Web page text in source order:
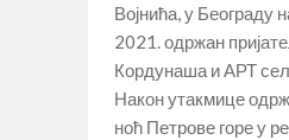
Војнића, у Београду
2021. одржан
Кордунаша и АРТ
Након утакмице
ноћ Петрове горе у